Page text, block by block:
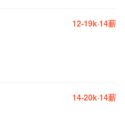
12-19k·14薪
14-20k·14薪